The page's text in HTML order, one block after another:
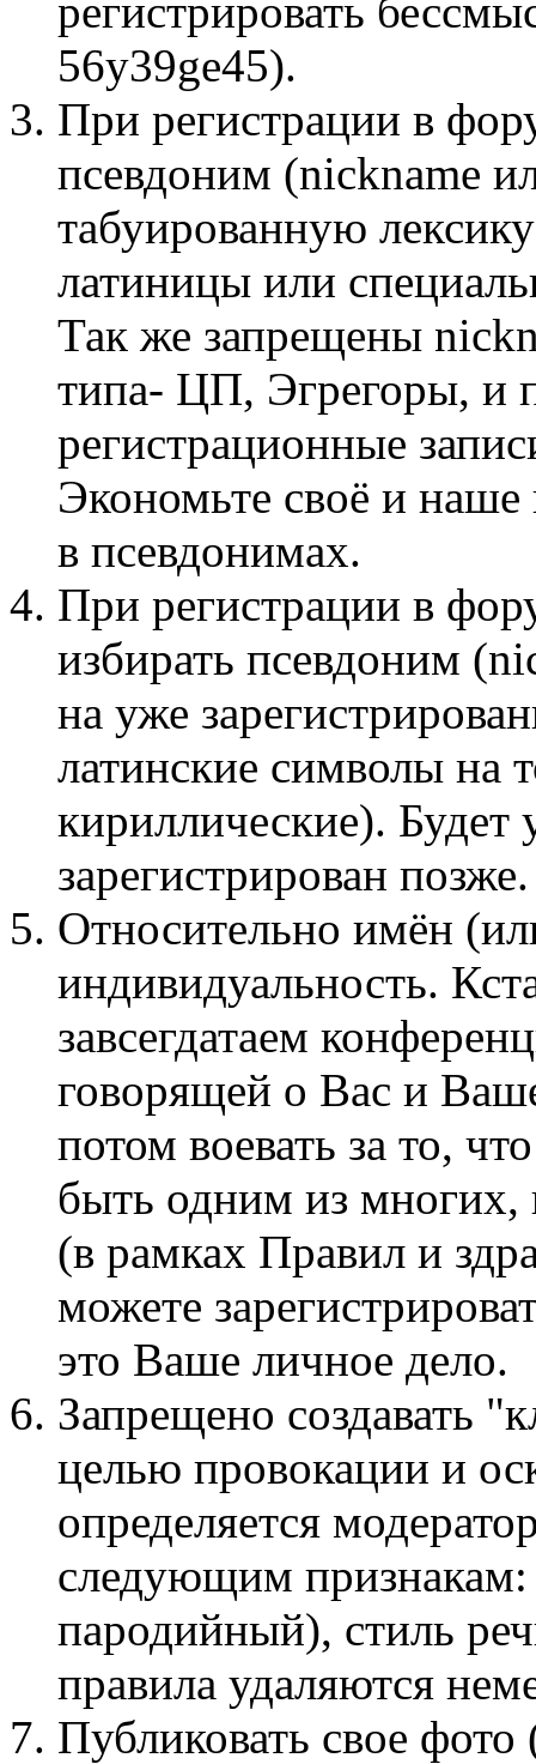
регистрировать
56y39ge45).
При регистрации в
псевдоним (nickname
табуированную
латиницы или
Так же запрещены
типа- ЦП, Эгрегоры, и
регистрационные
Экономьте своё и
в псевдонимах.
При регистрации в
избирать псевдоним
на уже
латинские символы на
кириллические). Будет
зарегистрирован позже.
Относительно имён
индивидуальность.
завсегдатаем
говорящей о Вас и
потом воевать за то,
быть одним из многих,
(в рамках Правил и
можете
это Ваше личное дело.
Запрещено создавать
целью провокации и
определяется
следующим признакам:
пародийный), стиль
правила удаляются
Публиковать свое фото